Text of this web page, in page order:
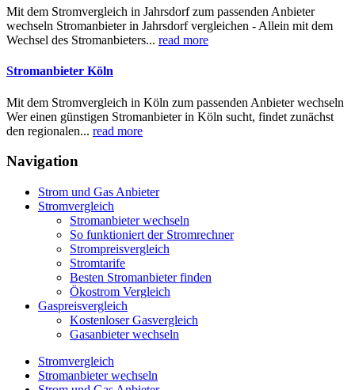
Mit dem Stromvergleich in Jahrsdorf zum passenden Anbieter
wechseln Stromanbieter in Jahrsdorf vergleichen - Allein mit dem
Wechsel des Stromanbieters... read more
Stromanbieter Köln
Mit dem Stromvergleich in Köln zum passenden Anbieter wechseln
Wer einen günstigen Stromanbieter in Köln sucht, findet zunächst
den regionalen... read more
Navigation
Strom und Gas Anbieter
Stromvergleich
Stromanbieter wechseln
So funktioniert der Stromrechner
Strompreisvergleich
Stromtarife
Besten Stromanbieter finden
Ökostrom Vergleich
Gaspreisvergleich
Kostenloser Gasvergleich
Gasanbieter wechseln
Stromvergleich
Stromanbieter wechseln